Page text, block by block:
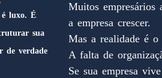
é luxo. É
sua
de verdade
Muitos empresários
a empresa crescer.
Mas a realidade é o
A falta de
Se sua empresa